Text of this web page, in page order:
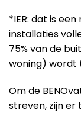
*IER: dat is
installaties
75% van de
woning) wordt
Om de
streven, zijn er